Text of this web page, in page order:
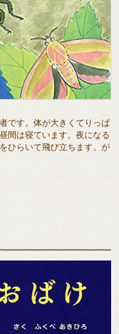
です。体が大きくてりっぱ
間は寝ています。夜になる
ひらいて飛び立ちます。が